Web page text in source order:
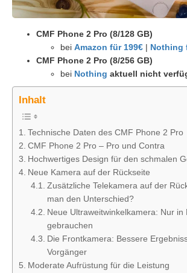
CMF Phone 2 Pro (8/128 GB)
bei Amazon für 199€ | Nothing
CMF Phone 2 Pro (8/256 GB)
bei Nothing aktuell nicht
Inhalt
Technische Daten des CMF Phone 2 Pro
CMF Phone 2 Pro – Pro und Contra
Hochwertiges Design für den schmalen
Neue Kamera auf der Rückseite
Zusätzliche Telekamera auf der
man den Unterschied?
Neue Ultraweitwinkelkamera: Nur in
gebrauchen
Die Frontkamera: Bessere
Vorgänger
Moderate Aufrüstung für die Leistung